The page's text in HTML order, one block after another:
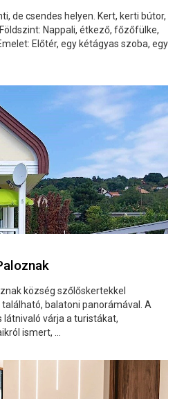
de csendes helyen. Kert, kerti bútor,
Nappali, étkező, főzőfülke,
Előtér, egy kétágyas szoba, egy
község szőlőskertekkel
balatoni panorámával. A
látnivaló várja a turistákat,
ismert, ...